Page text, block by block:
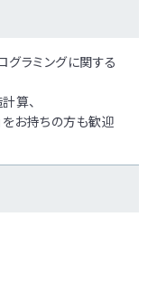
グラミングに関する
算、
お持ちの方も歓迎